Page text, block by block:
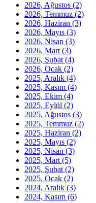
2026, Ağustos (2)
2026, Temmuz (2)
2026, Haziran (3)
2026, Mayıs (3)
2026, Nisan (3)
2026, Mart (3)
2026, Şubat (4)
2026, Ocak (2)
2025, Aralık (4)
2025, Kasım (4)
2025, Ekim (4)
2025, Eylül (2)
2025, Ağustos (3)
2025, Temmuz (2)
2025, Haziran (2)
2025, Mayıs (2)
2025, Nisan (3)
2025, Mart (5)
2025, Şubat (2)
2025, Ocak (2)
2024, Aralık (3)
2024, Kasım (6)